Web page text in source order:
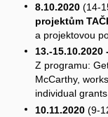
8.10.2020 (14-
projektům
a projektovou
13.-15.10.2020
Z programu:
McCarthy,
individual
10.11.2020 (9-